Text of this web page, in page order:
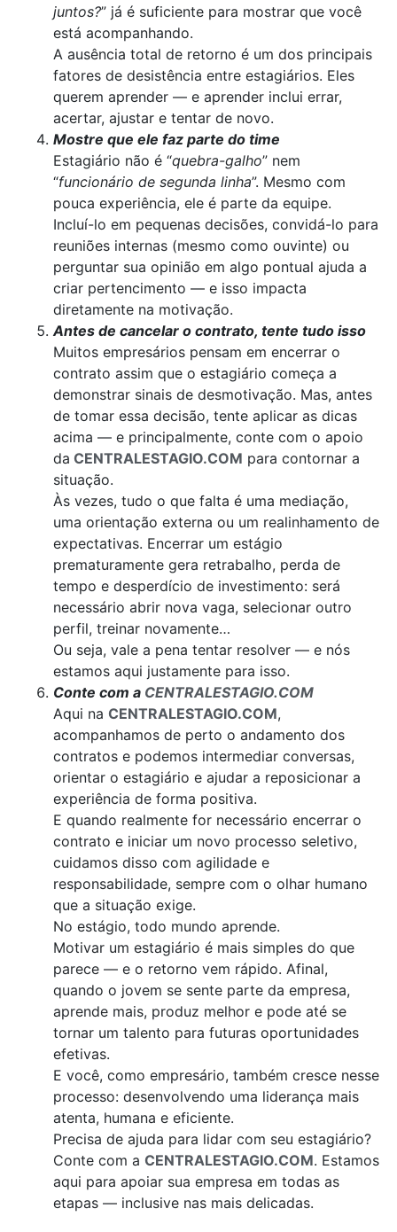
juntos?” já é suficiente para mostrar que você
está acompanhando.
A ausência total de retorno é um dos principais
fatores de desistência entre estagiários. Eles
querem aprender — e aprender inclui errar,
acertar, ajustar e tentar de novo.
Mostre que ele faz parte do time
Estagiário não é “quebra-galho” nem
“funcionário de segunda linha”. Mesmo com
pouca experiência, ele é parte da equipe.
Incluí-lo em pequenas decisões, convidá-lo para
reuniões internas (mesmo como ouvinte) ou
perguntar sua opinião em algo pontual ajuda a
criar pertencimento — e isso impacta
diretamente na motivação.
Antes de cancelar o contrato, tente tudo isso
Muitos empresários pensam em encerrar o
contrato assim que o estagiário começa a
demonstrar sinais de desmotivação. Mas, antes
de tomar essa decisão, tente aplicar as dicas
acima — e principalmente, conte com o apoio
da CENTRALESTAGIO.COM para contornar a
situação.
Às vezes, tudo o que falta é uma mediação,
uma orientação externa ou um realinhamento de
expectativas. Encerrar um estágio
prematuramente gera retrabalho, perda de
tempo e desperdício de investimento: será
necessário abrir nova vaga, selecionar outro
perfil, treinar novamente…
Ou seja, vale a pena tentar resolver — e nós
estamos aqui justamente para isso.
Conte com a CENTRALESTAGIO.COM
Aqui na CENTRALESTAGIO.COM,
acompanhamos de perto o andamento dos
contratos e podemos intermediar conversas,
orientar o estagiário e ajudar a reposicionar a
experiência de forma positiva.
E quando realmente for necessário encerrar o
contrato e iniciar um novo processo seletivo,
cuidamos disso com agilidade e
responsabilidade, sempre com o olhar humano
que a situação exige.
No estágio, todo mundo aprende.
Motivar um estagiário é mais simples do que
parece — e o retorno vem rápido. Afinal,
quando o jovem se sente parte da empresa,
aprende mais, produz melhor e pode até se
tornar um talento para futuras oportunidades
efetivas.
E você, como empresário, também cresce nesse
processo: desenvolvendo uma liderança mais
atenta, humana e eficiente.
Precisa de ajuda para lidar com seu estagiário?
Conte com a CENTRALESTAGIO.COM. Estamos
aqui para apoiar sua empresa em todas as
etapas — inclusive nas mais delicadas.